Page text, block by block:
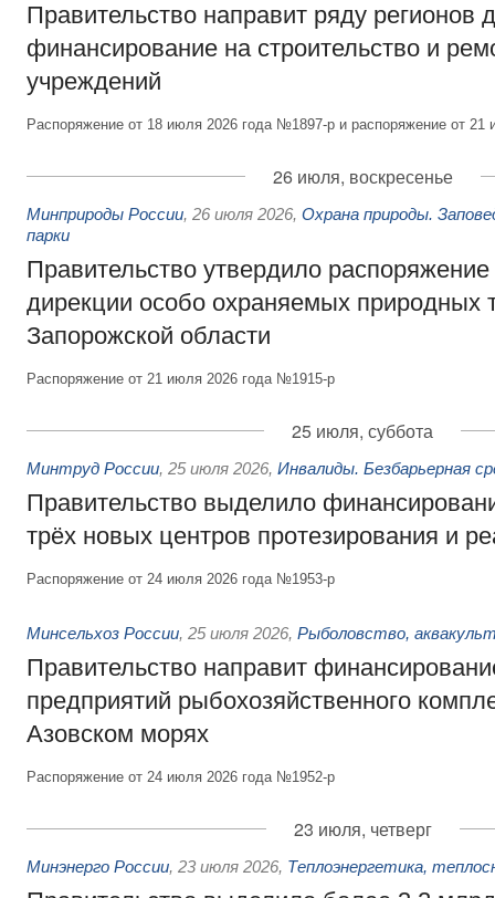
Правительство направит ряду регионов
финансирование на строительство и
учреждений
Распоряжение от 18 июля 2026 года №1897-р и распоряжение от
26 июля, воскресенье
Минприроды России, 26 июля 2026, Охрана природы.
парки
Правительство утвердило
дирекции особо охраняемых природных
Запорожской области
Распоряжение от 21 июля 2026 года №1915-р
25 июля, суббота
Минтруд России, 25 июля 2026, Инвалиды. Безбарьерная
Правительство выделило
трёх новых центров протезирования и
Распоряжение от 24 июля 2026 года №1953-р
Минсельхоз России, 25 июля 2026, Рыболовство,
Правительство направит
предприятий рыбохозяйственного
Азовском морях
Распоряжение от 24 июля 2026 года №1952-р
23 июля, четверг
Минэнерго России, 23 июля 2026, Теплоэнергетика,